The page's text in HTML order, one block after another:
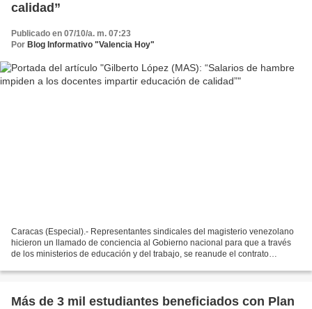
calidad”
Publicado en 07/10/a. m. 07:23
Por Blog Informativo "Valencia Hoy"
Caracas (Especial).- Representantes sindicales del magisterio venezolano
hicieron un llamado de conciencia al Gobierno nacional para que a través
de los ministerios de educación y del trabajo, se reanude el contrato
Más de 3 mil estudiantes beneficiados con Plan